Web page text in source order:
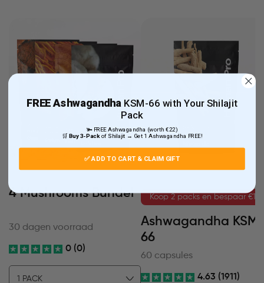
4 Mushrooms Bundel
30 dagen voorraad
0 (0)
Koop 2 packs en bespaar €12
Ashwagandha KSM-
66
60 capsules
4.63 (1911)
FREE Ashwagandha KSM-66 with Your Shilajit
Pack
🫚 FREE Ashwagandha (worth €22)
🛒Buy 3-Pack of Shilajit → Get 1 Ashwagandha FREE!
✅ ADD TO CART & CLAIM GIFT